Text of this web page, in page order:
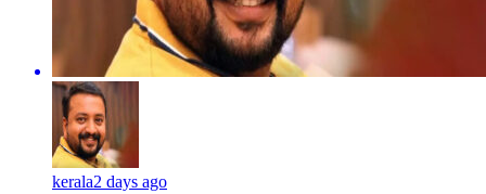
kerala2 days ago